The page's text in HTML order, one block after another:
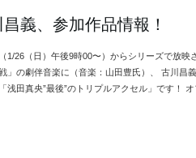
義、参加作品情報！
1/26（日）午後9時00〜）からシリーズで放映
」の劇伴音楽に（音楽：山田豊氏）、 古川昌
浅田真央”最後”のトリプルアクセル」です！